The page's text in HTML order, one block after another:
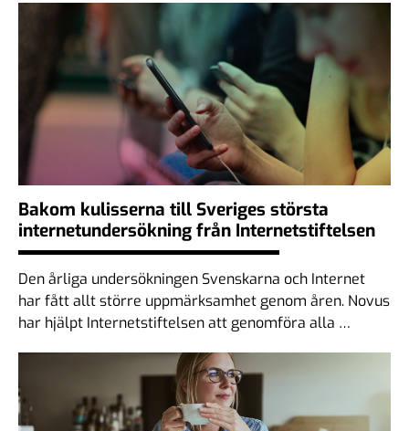
Bakom kulisserna till Sveriges största
internetundersökning från Internetstiftelsen
Den årliga undersökningen Svenskarna och Internet
har fått allt större uppmärksamhet genom åren. Novus
har hjälpt Internetstiftelsen att genomföra alla …